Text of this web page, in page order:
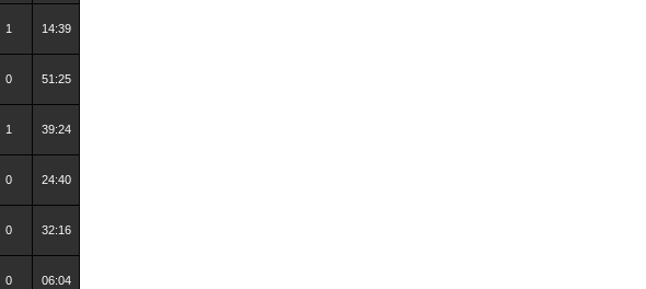
1 14:39
0 51:25
1 39:24
0 24:40
0 32:16
0 06:04